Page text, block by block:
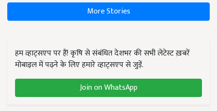
More Stories
हम व्हाट्सएप पर हैं! कृषि से संबंधित देशभर की सभी लेटेस्ट ख़बरें
मोबाइल में पढ़ने के लिए हमारे व्हाट्सएप से जुड़ें.
Join on WhatsApp